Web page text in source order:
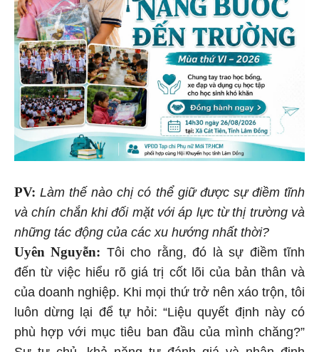
PV: Làm thế nào chị có thể giữ được sự điềm tĩnh
và chín chắn khi đối mặt với áp lực từ thị trường và
những tác động của các xu hướng nhất thời?
Uyên Nguyễn: Tôi cho rằng, đó là sự điềm tĩnh
đến từ việc hiểu rõ giá trị cốt lõi của bản thân và
của doanh nghiệp. Khi mọi thứ trở nên xáo trộn, tôi
luôn dừng lại để tự hỏi: “Liệu quyết định này có
phù hợp với mục tiêu ban đầu của mình chăng?”